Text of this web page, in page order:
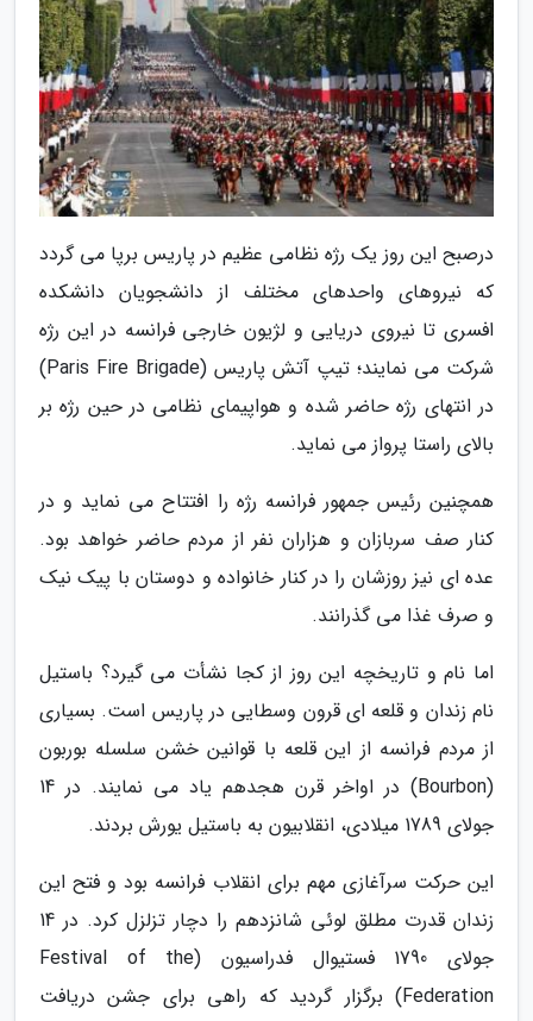
درصبح این روز یک رژه نظامی عظیم در پاریس برپا می گردد
که نیروهای واحدهای مختلف از دانشجویان دانشکده
افسری تا نیروی دریایی و لژیون خارجی فرانسه در این رژه
شرکت می نمایند؛ تیپ آتش پاریس (Paris Fire Brigade)
در انتهای رژه حاضر شده و هواپیمای نظامی در حین رژه بر
بالای راستا پرواز می نماید.
همچنین رئیس جمهور فرانسه رژه را افتتاح می نماید و در
کنار صف سربازان و هزاران نفر از مردم حاضر خواهد بود.
عده ای نیز روزشان را در کنار خانواده و دوستان با پیک نیک
و صرف غذا می گذرانند.
اما نام و تاریخچه این روز از کجا نشأت می گیرد؟ باستیل
نام زندان و قلعه ای قرون وسطایی در پاریس است. بسیاری
از مردم فرانسه از این قلعه با قوانین خشن سلسله بوربون
(Bourbon) در اواخر قرن هجدهم یاد می نمایند. در 14
جولای 1789 میلادی، انقلابیون به باستیل یورش بردند.
این حرکت سرآغازی مهم برای انقلاب فرانسه بود و فتح این
زندان قدرت مطلق لوئی شانزدهم را دچار تزلزل کرد. در 14
جولای 1790 فستیوال فدراسیون (Festival of the
Federation) برگزار گردید که راهی برای جشن دریافت